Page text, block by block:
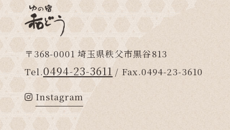
〒368-0001 埼玉県秩父市黒谷813
Tel.0494-23-3611 / Fax.0494-23-3610
Instagram